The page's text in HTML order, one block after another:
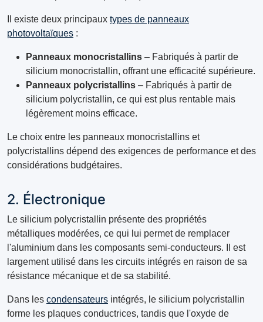
Il existe deux principaux types de panneaux
photovoltaïques :
Panneaux monocristallins – Fabriqués à partir de
silicium monocristallin, offrant une efficacité supérieure.
Panneaux polycristallins – Fabriqués à partir de
silicium polycristallin, ce qui est plus rentable mais
légèrement moins efficace.
Le choix entre les panneaux monocristallins et
polycristallins dépend des exigences de performance et des
considérations budgétaires.
2. Électronique
Le silicium polycristallin présente des propriétés
métalliques modérées, ce qui lui permet de remplacer
l'aluminium dans les composants semi-conducteurs. Il est
largement utilisé dans les circuits intégrés en raison de sa
résistance mécanique et de sa stabilité.
Dans les condensateurs intégrés, le silicium polycristallin
forme les plaques conductrices, tandis que l'oxyde de